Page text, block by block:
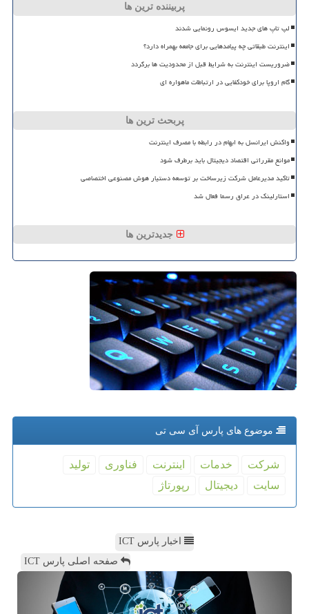
پربیننده ترین ها
لپ تاپ های جدید ایسوس رونمایی شدند
اینترنت طبقاتی چه پیامدهایی برای جامعه بهمراه دارد؟
ضروریست اینترنت به شرایط قبل از محدودیت ها برگردد
گام اروپا برای خودکفایی در ارتباطات ماهواره ای
پربحث ترین ها
واکنش ایرانسل به ابهام در رابطه با مصرف اینترنت
موانع مقرراتی اقتصاد دیجیتال باید برطرف شود
تاکید مدیرعامل شرکت زیرساخت بر توسعه دستیار هوش مصنوعی اختصاصی
استارلینک در عراق رسما فعال شد
جدیدترین ها
موضوع های پارس آی سی تی
شركت خدمات اینترنت فناوری
تولید
سایت
دیجیتال رپورتاژ
اخبار پارس ICT
صفحه اصلی پارس ICT